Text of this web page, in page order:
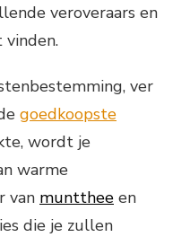
veroveraars en
ver
goedkoopste
wordt je
warme
van muntthee en
die je zullen